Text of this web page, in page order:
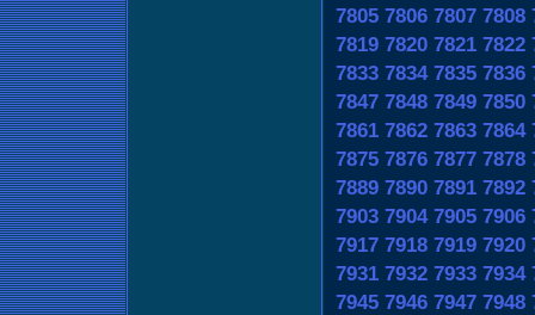
7805 7806 7807 7808
7819 7820 7821 7822
7833 7834 7835 7836
7847 7848 7849 7850
7861 7862 7863 7864
7875 7876 7877 7878
7889 7890 7891 7892
7903 7904 7905 7906
7917 7918 7919 7920
7931 7932 7933 7934
7945 7946 7947 7948